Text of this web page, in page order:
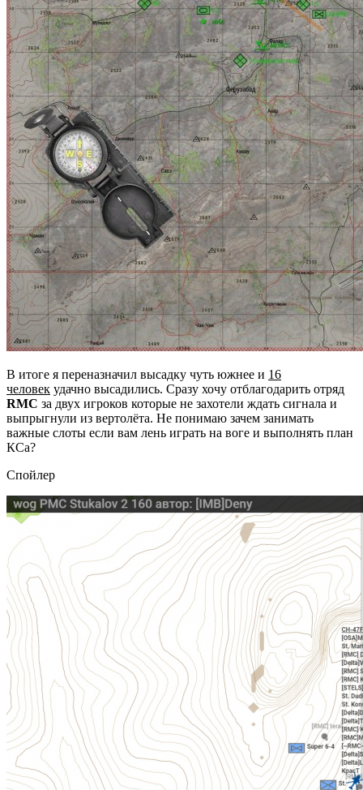
В итоге я переназначил высадку чуть южнее и 16
человек удачно высадились. Сразу хочу отблагодарить отряд
RMC за двух игроков которые не захотели ждать сигнала и
выпрыгнули из вертолёта. Не понимаю зачем занимать
важные слоты если вам лень играть на воге и выполнять план
КСа?
Спойлер